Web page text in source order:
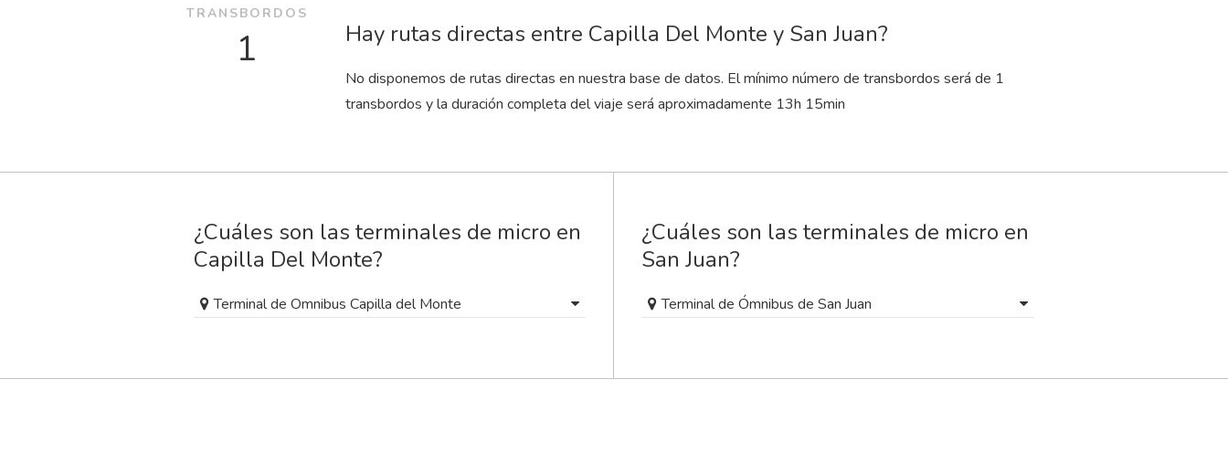
Hay rutas directas entre Capilla Del Monte y San Juan?
No disponemos de rutas directas en nuestra base de datos. El mínimo número de transbordos será de 1
transbordos y la duración completa del viaje será aproximadamente 13h 15min
TRANSBORDOS
1
¿Cuáles son las terminales de micro en
Capilla Del Monte?
Terminal de Omnibus Capilla del Monte
¿Cuáles son las terminales de micro en
San Juan?
Terminal de Ómnibus de San Juan